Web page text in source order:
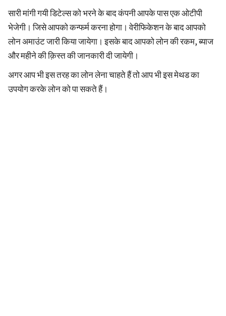
सारी मांगी गयी डिटेल्स को भरने के बाद कंपनी आपके पास एक ओटीपी
भेजेगी। जिसे आपको कन्फर्म करना होगा। वेरीफिकेशन के बाद आपको
लोन अमाउंट जारी किया जायेगा। इसके बाद आपको लोन की रकम, ब्याज
और महीने की क़िस्त की जानकारी दी जायेगी।
अगर आप भी इस तरह का लोन लेना चाहते हैं तो आप भी इस मेथड का
उपयोग करके लोन को पा सकते हैं।